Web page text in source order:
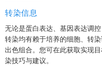
转染信息
无论是蛋白表达、基因表达调
转染均有赖于培养的细胞、转
出色组合。您可在此获取实现
染技巧与建议。